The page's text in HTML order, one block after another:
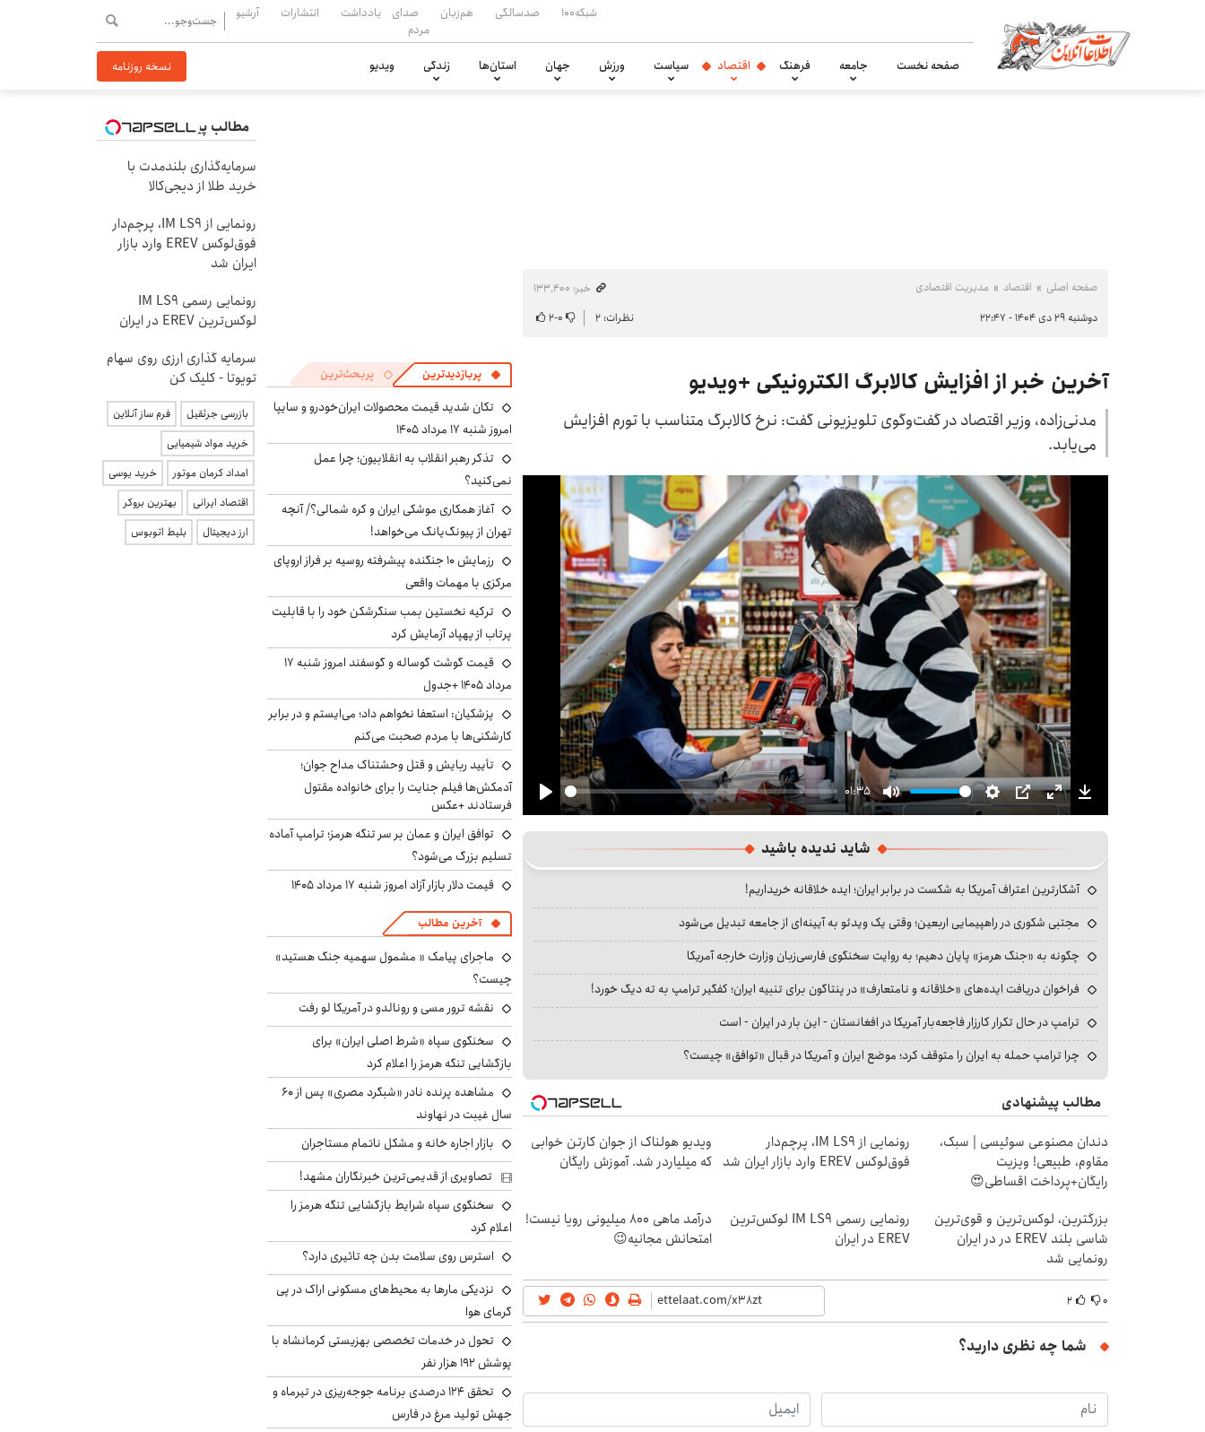
شبکه۱۰۰ صدسالگی هم‌زبان
صدای
مردم
یادداشت انتشارات آرشیو
صفحه نخست جامعه فرهنگ اقتصاد سیاست ورزش جهان استان‌ها زندگی ویدیو نسخه روزنامه
صفحه اصلی اقتصاد مدیریت اقتصادی
خبر: ۱۳۳٬۴۰۰
دوشنبه ۲۹ دی ۱۴۰۴ - ۲۲:۴۷
نظرات: ۲ ۰-۲
آخرین خبر از افزایش کالابرگ الکترونیکی +ویدیو
مدنی‌زاده، وزیر اقتصاد در گفت‌وگوی تلویزیونی گفت: نرخ کالابرگ متناسب با تورم افزایش
می‌یابد.
Play
01:35
Mute Settings
PIP Enter
fullscreen
Download
شاید ندیده باشید
آشکارترین اعتراف آمریکا به شکست در برابر ایران؛ ایده خلاقانه خریداریم!
مجتبی شکوری در راهپیمایی اربعین؛ وقتی یک ویدئو به آیینه‌ای از جامعه تبدیل می‌شود
چگونه به «جنگ هرمز» پایان دهیم؛ به روایت سخنگوی فارسی‌زبان وزارت خارجه آمریکا
فراخوان دریافت ایده‌های «خلاقانه و نامتعارف» در پنتاگون برای تنبیه ایران؛ کفگیر ترامپ به ته دیگ خورد!
ترامپ در حال تکرار کارزار فاجعه‌بار آمریکا در افغانستان - این بار در ایران - است
چرا ترامپ حمله به ایران را متوقف کرد؛ موضع ایران و آمریکا در قبال «توافق» چیست؟
مطالب پیشنهادی
دندان مصنوعی سوئیسی | سبک،
مقاوم، طبیعی! ویزیت
رایگان+پرداخت اقساطی😍
رونمایی از IM LS9، پرچم‌دار
فوق‌لوکس EREV وارد بازار ایران شد
ویدیو هولناک از جوان کارتن خوابی
که میلیاردر شد. آموزش رایگان
بزرگترین، لوکس‌ترین و قوی‌ترین
شاسی بلند EREV در در ایران
رونمایی شد
رونمایی رسمی IM LS9 لوکس‌ترین
EREV در ایران
درآمد ماهی 800 میلیونی رویا نیست!
امتحانش مجانیه😉
۰ ۲
شما چه نظری دارید؟
پربازدیدترین پربحث‌ترین
تکان شدید قیمت محصولات ایران‌خودرو و سایپا
امروز شنبه ۱۷ مرداد ۱۴۰۵
تذکر رهبر انقلاب به انقلابیون؛ چرا عمل
نمی‌کنید؟
آغاز همکاری موشکی ایران و کره شمالی؟/ آنچه
تهران از پیونگ‌یانگ می‌خواهد!
رزمایش ۱۰ جنگنده پیشرفته روسیه بر فراز اروپای
مرکزی با مهمات واقعی
ترکیه نخستین بمب سنگرشکن خود را با قابلیت
پرتاب از پهپاد آزمایش کرد
قیمت گوشت گوساله و گوسفند امروز شنبه ۱۷
مرداد ۱۴۰۵ +جدول
پزشکیان: استعفا نخواهم داد؛ می‌ایستم و در برابر
کارشکنی‌ها با مردم صحبت می‌کنم
تأیید ربایش و قتل وحشتناک مداح جوان؛
آدمکش‌ها فیلم جنایت را برای خانواده مقتول
فرستادند +عکس
توافق ایران و عمان بر سر تنگه هرمز؛ ترامپ آماده
تسلیم بزرگ می‌شود؟
قیمت دلار بازار آزاد امروز شنبه ۱۷ مرداد ۱۴۰۵
آخرین مطالب
ماجرای پیامک « مشمول سهمیه جنگ هستید»
چیست؟
نقشه ترور مسی و رونالدو در آمریکا لو رفت
سخنگوی سپاه «شرط اصلی ایران» برای
بازگشایی تنگه هرمز را اعلام کرد
مشاهده پرنده نادر «شبگرد مصری» پس از ۶۰
سال غیبت در نهاوند
بازار اجاره خانه و مشکل ناتمام مستاجران
تصاویری از قدیمی‌ترین خبرنگاران مشهد!
سخنگوی سپاه شرایط بازگشایی تنگه هرمز را
اعلام کرد
استرس روی سلامت بدن چه تاثیری دارد؟
نزدیکی مارها به محیط‌های مسکونی اراک در پی
گرمای هوا
تحول در خدمات تخصصی بهزیستی کرمانشاه با
پوشش ۱۹۲ هزار نفر
تحقق ۱۲۴ درصدی برنامه جوجه‌ریزی در تیرماه و
جهش تولید مرغ در فارس
مطالب پیشنهادی
سرمایه‌گذاری بلندمدت با
خرید طلا از دیجی‌کالا
رونمایی از IM LS9، پرچم‌دار
فوق‌لوکس EREV وارد بازار
ایران شد
رونمایی رسمی IM LS9
لوکس‌ترین EREV در ایران
سرمایه گذاری ارزی روی سهام
تویوتا - کلیک کن
بازرسی جرثقیل
فرم ساز آنلاین
خرید مواد شیمیایی
امداد کرمان موتور
خرید یوسی
اقتصاد ایرانی
بهترین بروکر
ارز دیجیتال
بلیط اتوبوس